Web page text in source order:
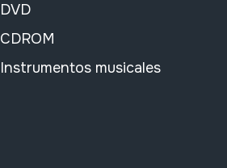
DVD
CDROM
Instrumentos musicales